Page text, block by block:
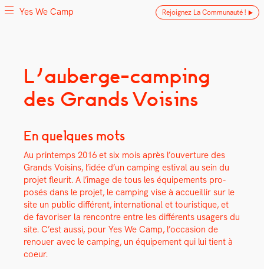
content
Yes We Camp
Utilisation inventive des espaces disponibles
L’auberge-camping
des Grands Voisins
En quelques mots
Au print­emps 2016 et six mois après l’ouverture des
Grands Voisins, l’idée d’un camp­ing esti­val au sein du
pro­jet fleu­rit. A l’image de tous les équipements pro­
posés dans le pro­jet, le camp­ing vise à accueil­lir sur le
site un pub­lic dif­férent, inter­na­tion­al et touris­tique, et
de favoris­er la ren­con­tre entre les dif­férents usagers du
site. C’est aus­si, pour Yes We Camp, l’occasion de
renouer avec le camp­ing, un équipement qui lui tient à
coeur.
Yes We Camp Rejoignez La Communauté !